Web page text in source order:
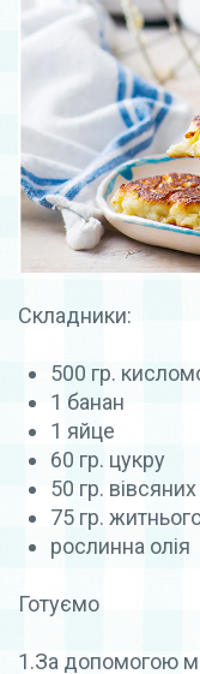
Складники:
500 гр.
1 банан
1 яйце
60 гр. цукру
50 гр. вівсяних
75 гр.
рослинна олія
Готуємо
1.За допомогою